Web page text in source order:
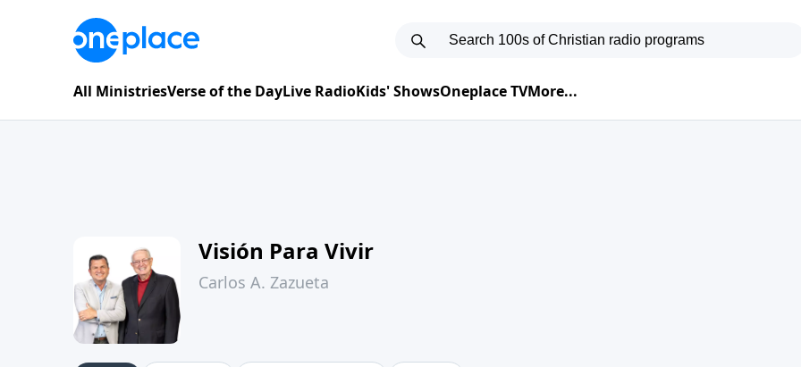
All MinistriesVerse of the DayLive RadioKids' ShowsOneplace TVMore...
Visión Para Vivir
Carlos A. Zazueta